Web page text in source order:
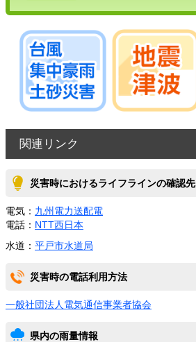
関連リンク
災害時におけるライフラインの確認先
電気： 九州電力送配電
電話： NTT西日本
水道： 平戸市水道局
災害時の電話利用方法
一般社団法人電気通信事業者協会
県内の雨量情報